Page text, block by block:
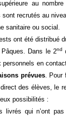
au
recrutés au
sanitaire ou social.
ont été distribué
Dans le 2nd
personnels en
prévues. Pour
des élèves, le
possibilités :
livrés qui n’ont